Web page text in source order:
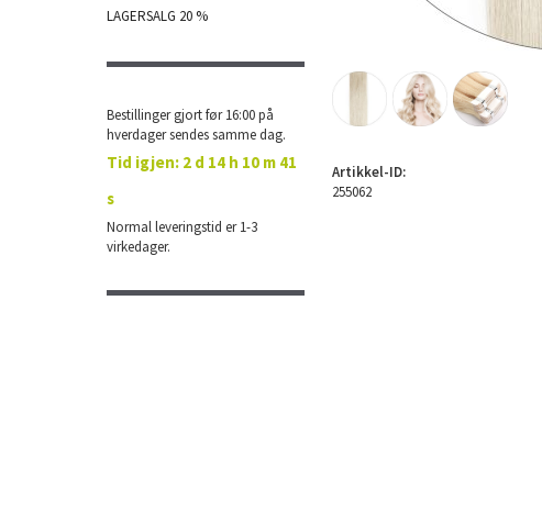
LAGERSALG 20 %
Bestillinger gjort før 16:00 på
hverdager sendes samme dag.
Tid igjen: 2 d 14 h 10 m 41
s
Normal leveringstid er 1-3
virkedager.
Artikkel-ID:
255062